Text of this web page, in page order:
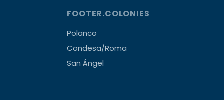
FOOTER.COLONIES
Polanco
Condesa/Roma
San Ángel